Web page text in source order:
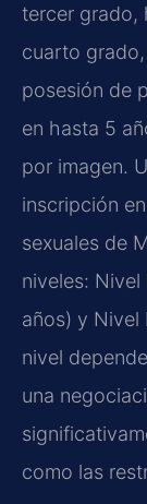
tercer grado,
cuarto
posesión de
en hasta 5
por imagen.
inscripción
sexuales de
niveles:
años) y Nivel
nivel
una
como las